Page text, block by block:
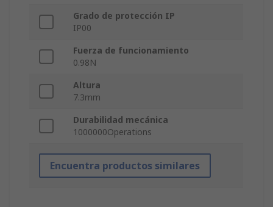
Grado de protección IP
IP00
Fuerza de funcionamiento
0.98N
Altura
7.3mm
Durabilidad mecánica
1000000Operations
Encuentra productos similares